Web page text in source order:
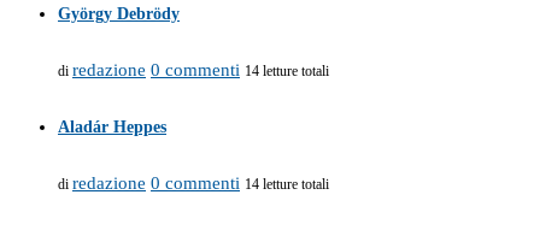
György Debrödy
di redazione 0 commenti 14 letture totali
Aladár Heppes
di redazione 0 commenti 14 letture totali